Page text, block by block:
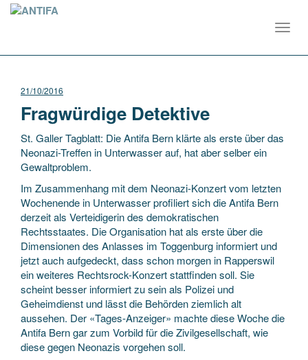
21/10/2016
Fragwürdige Detektive
St. Galler Tagblatt: Die Antifa Bern klärte als erste über das
Neonazi-Treffen in Unterwasser auf, hat aber selber ein
Gewaltproblem.
Im Zusammenhang mit dem Neonazi-Konzert vom letzten
Wochenende in Unterwasser profiliert sich die Antifa Bern
derzeit als Verteidigerin des demokratischen
Rechtsstaates. Die Organisation hat als erste über die
Dimensionen des Anlasses im Toggenburg informiert und
jetzt auch aufgedeckt, dass schon morgen in Rapperswil
ein weiteres Rechtsrock-Konzert stattfinden soll. Sie
scheint besser informiert zu sein als Polizei und
Geheimdienst und lässt die Behörden ziemlich alt
aussehen. Der «Tages-Anzeiger» machte diese Woche die
Antifa Bern gar zum Vorbild für die Zivilgesellschaft, wie
diese gegen Neonazis vorgehen soll.